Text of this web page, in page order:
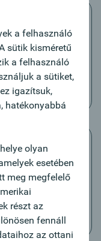
kapja meg,
tárolható.
a felhasználó
sütik kisméretű
a felhasználó
a sütiket,
igazítsuk,
hatékonyabbá
olyan
esetében
meg megfelelő
részt az
fennáll
az ottani